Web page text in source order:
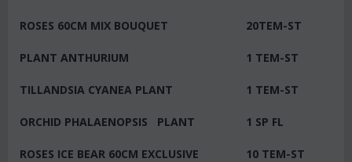
ROSES 60CM MIX BOUQUET 20TEM-ST
PLANT ANTHURIUM 1 TEM-ST
TILLANDSIA CYANEA PLANT 1 TEM-ST
ORCHID PHALAENOPSIS PLANT 1 SP FL
ROSES ICE BEAR 60CM EXCLUSIVE 10 TEM-ST